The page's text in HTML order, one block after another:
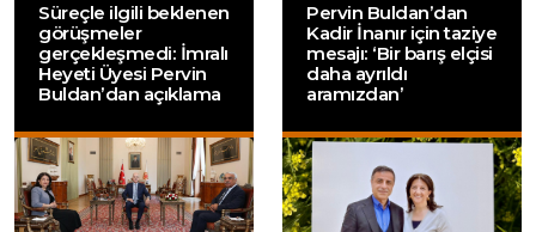
Süreçle ilgili beklenen
görüşmeler
gerçekleşmedi: İmralı
Heyeti Üyesi Pervin
Buldan’dan açıklama
Pervin Buldan’dan
Kadir İnanır için taziye
mesajı: ‘Bir barış elçisi
daha ayrıldı
aramızdan’